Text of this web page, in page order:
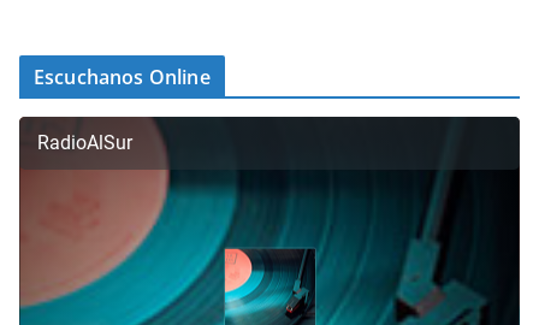
Escuchanos Online